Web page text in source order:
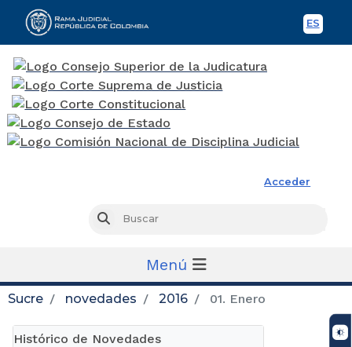
ES
Acceder
Buscar
Menú
Sucre novedades 2016 01. Enero
Histórico de Novedades